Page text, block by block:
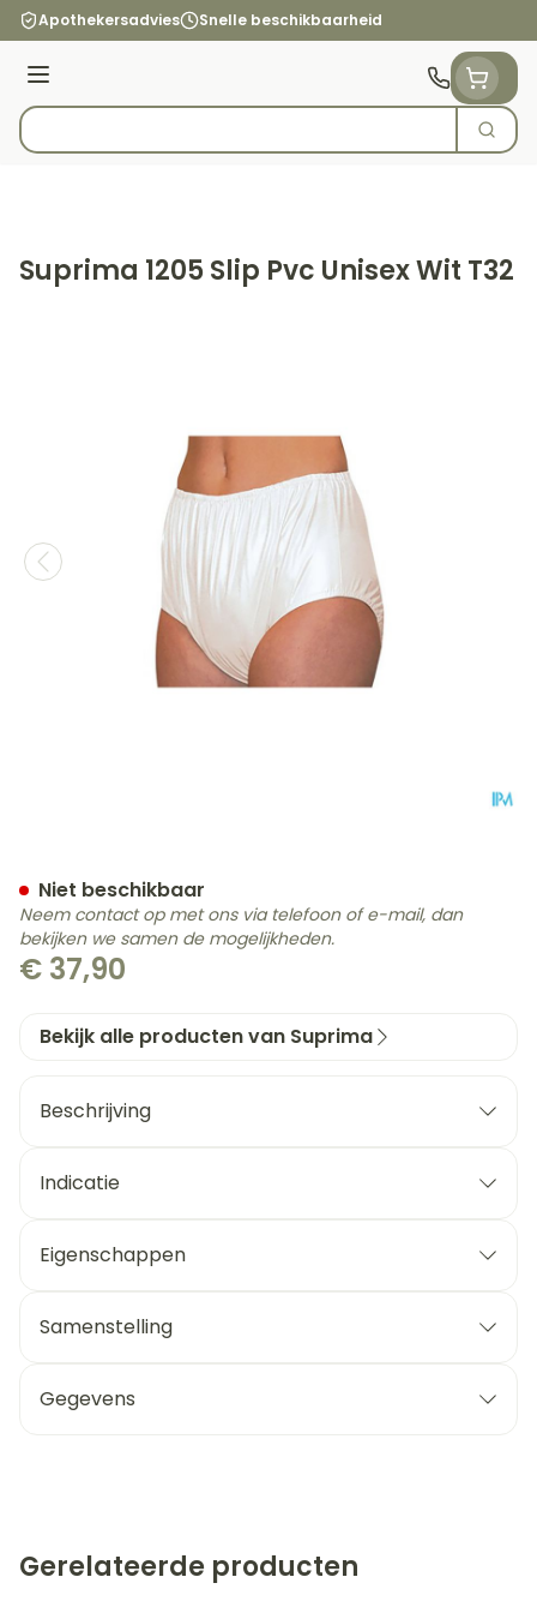
Ga naar de inhoud
Apothekersadvies Snelle beschikbaarheid
Menu
Product, merk, categorie...
Zoek
Suprima 1205 Slip Pvc Unisex Wit T32
€ 37,90
Niet beschikbaar
Neem contact op met ons via telefoon of e-mail, dan
bekijken we samen de mogelijkheden.
Bekijk alle producten van Suprima
Beschrijving
Indicatie
Eigenschappen
Samenstelling
Gegevens
Gerelateerde producten